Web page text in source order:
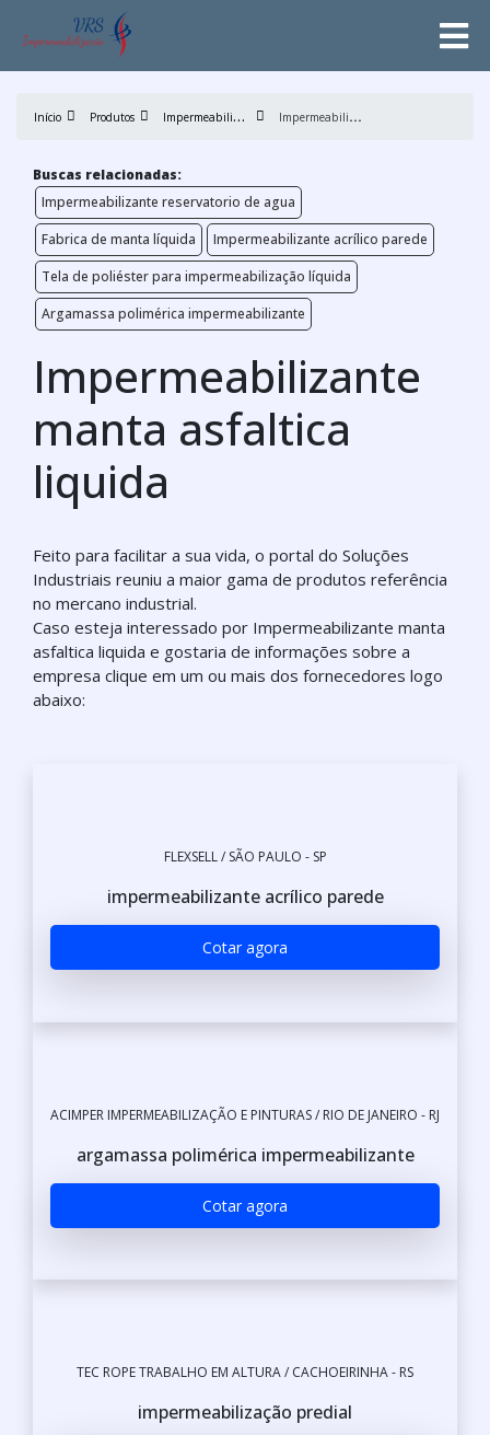
Início Produtos I
mpermeabilização I
mpermeabilizante manta asfaltica liquida
Buscas relacionadas:
Impermeabilizante reservatorio de agua
Fabrica de manta líquida
Impermeabilizante acrílico parede
Tela de poliéster para impermeabilização líquida
Argamassa polimérica impermeabilizante
Impermeabilizante
manta asfaltica
liquida
Feito para facilitar a sua vida, o portal do Soluções
Industriais reuniu a maior gama de produtos referência
no mercano industrial.
Caso esteja interessado por Impermeabilizante manta
asfaltica liquida e gostaria de informações sobre a
empresa clique em um ou mais dos fornecedores logo
abaixo:
FLEXSELL / SÃO PAULO - SP
impermeabilizante acrílico parede
Cotar agora
ACIMPER IMPERMEABILIZAÇÃO E PINTURAS / RIO DE JANEIRO - RJ
argamassa polimérica impermeabilizante
Cotar agora
TEC ROPE TRABALHO EM ALTURA / CACHOEIRINHA - RS
impermeabilização predial